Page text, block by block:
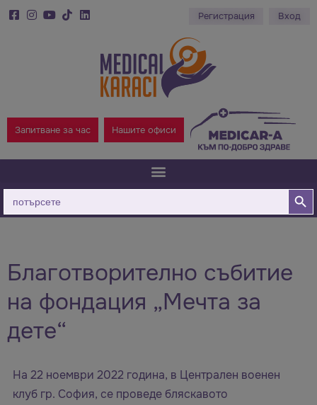
Регистрация Вход
Запитване за час Нашите офиси
Търсене
за:
Бутон
Благотворително събитие
на фондация „Мечта за
дете“
На 22 ноември 2022 година, в Централен военен
клуб гр. София, се проведе бляскавото